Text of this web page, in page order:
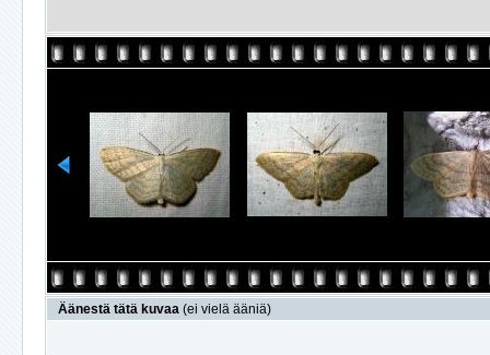
Äänestä tätä kuvaa (ei vielä ääniä)